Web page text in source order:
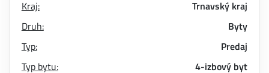
Kraj:
Trnavský kraj
Druh:
Byty
Typ:
Predaj
Typ bytu:
4-izbový byt